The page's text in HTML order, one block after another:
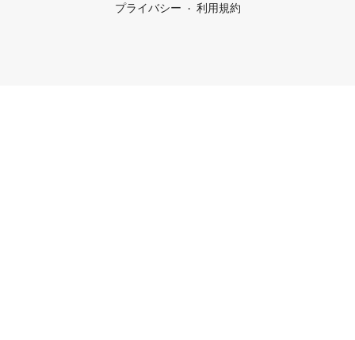
プライバシー
利用規約